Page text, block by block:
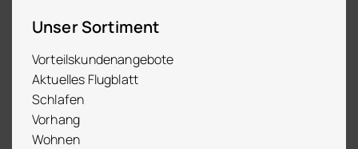
Unser Sortiment
Vorteilskundenangebote
Aktuelles Flugblatt
Schlafen
Vorhang
Wohnen